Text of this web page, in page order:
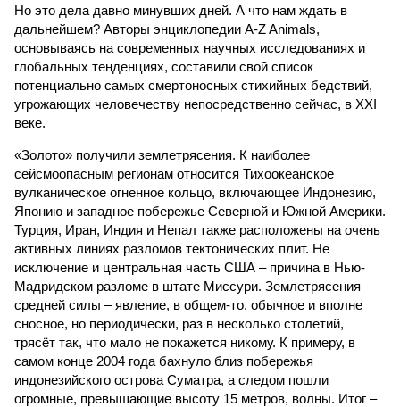
Но это дела давно минувших дней. А что нам ждать в
дальнейшем? Авторы энциклопедии A-Z Animals,
основываясь на современных научных исследованиях и
глобальных тенденциях, составили свой список
потенциально самых смертоносных стихийных бедствий,
угрожающих человечеству непосредственно сейчас, в XXI
веке.
«Золото» получили землетрясения. К наиболее
сейсмоопасным регионам относится Тихоокеанское
вулканическое огненное кольцо, включающее Индонезию,
Японию и западное побережье Северной и Южной Америки.
Турция, Иран, Индия и Непал также расположены на очень
активных линиях разломов тектонических плит. Не
исключение и центральная часть США – причина в Нью-
Мадридском разломе в штате Миссури. Землетрясения
средней силы – явление, в общем-то, обычное и вполне
сносное, но периодически, раз в несколько столетий,
трясёт так, что мало не покажется никому. К примеру, в
самом конце 2004 года бахнуло близ побережья
индонезийского острова Суматра, а следом пошли
огромные, превышающие высоту 15 метров, волны. Итог –